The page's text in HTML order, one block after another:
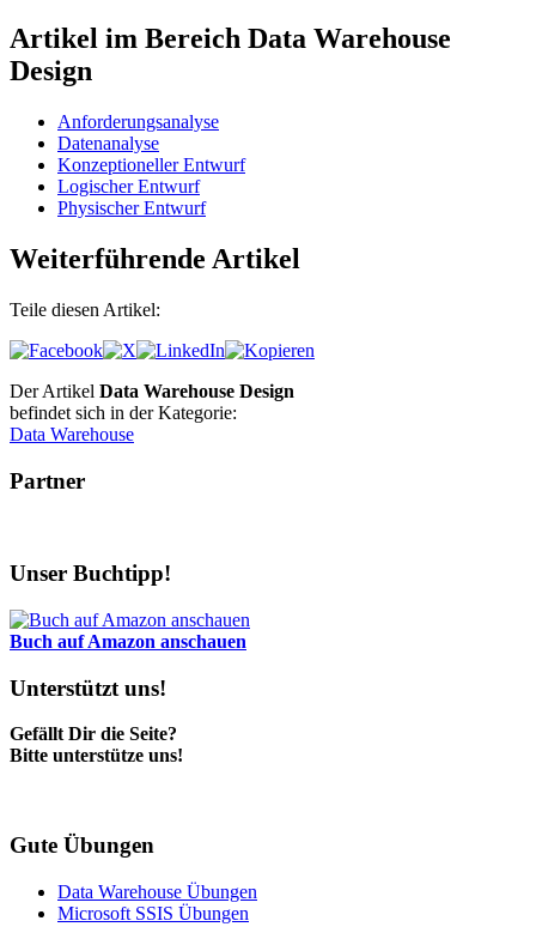
Artikel im Bereich Data Warehouse
Design
Anforderungsanalyse
Datenanalyse
Konzeptioneller Entwurf
Logischer Entwurf
Physischer Entwurf
Weiterführende Artikel
Teile diesen Artikel:
Der Artikel Data Warehouse Design
befindet sich in der Kategorie:
Data Warehouse
Partner
Unser Buchtipp!
Buch auf Amazon anschauen
Unterstützt uns!
Gefällt Dir die Seite?
Bitte unterstütze uns!
Gute Übungen
Data Warehouse Übungen
Microsoft SSIS Übungen